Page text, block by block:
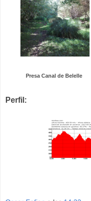
Presa Canal de Belelle
Perfil: